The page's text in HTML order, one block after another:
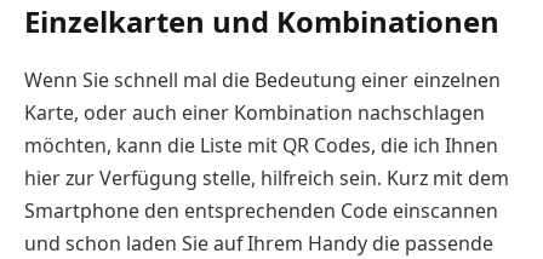
Einzelkarten und Kombinationen
Wenn Sie schnell mal die Bedeutung einer einzelnen
Karte, oder auch einer Kombination nachschlagen
möchten, kann die Liste mit QR Codes, die ich Ihnen
hier zur Verfügung stelle, hilfreich sein. Kurz mit dem
Smartphone den entsprechenden Code einscannen
und schon laden Sie auf Ihrem Handy die passende